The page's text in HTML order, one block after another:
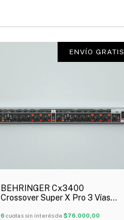
ENVÍO GRATIS
BEHRINGER Cx3400
Crossover Super X Pro 3 Vías
6 cuotas sin interés de$76.000,00